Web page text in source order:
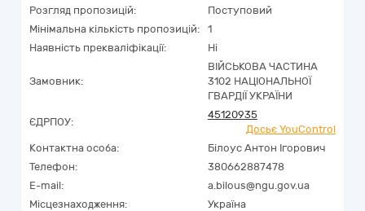
Розгляд пропозицій:
Поступовий
Мінімальна кількість пропозицій:
1
Наявність прекваліфікації:
Ні
Замовник:
ВІЙСЬКОВА ЧАСТИНА
3102 НАЦІОНАЛЬНОЇ
ГВАРДІЇ УКРАЇНИ
ЄДРПОУ:
45120935
Досьє YouControl
Контактна особа:
Білоус Антон Ігорович
Телефон:
380662887478
E-mail:
a.bilous@ngu.gov.ua
Місцезнаходження:
Україна